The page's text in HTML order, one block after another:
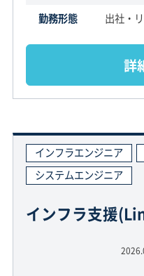
勤務形態
出社・
詳
インフラエンジニア
システムエンジニア
インフラ支援